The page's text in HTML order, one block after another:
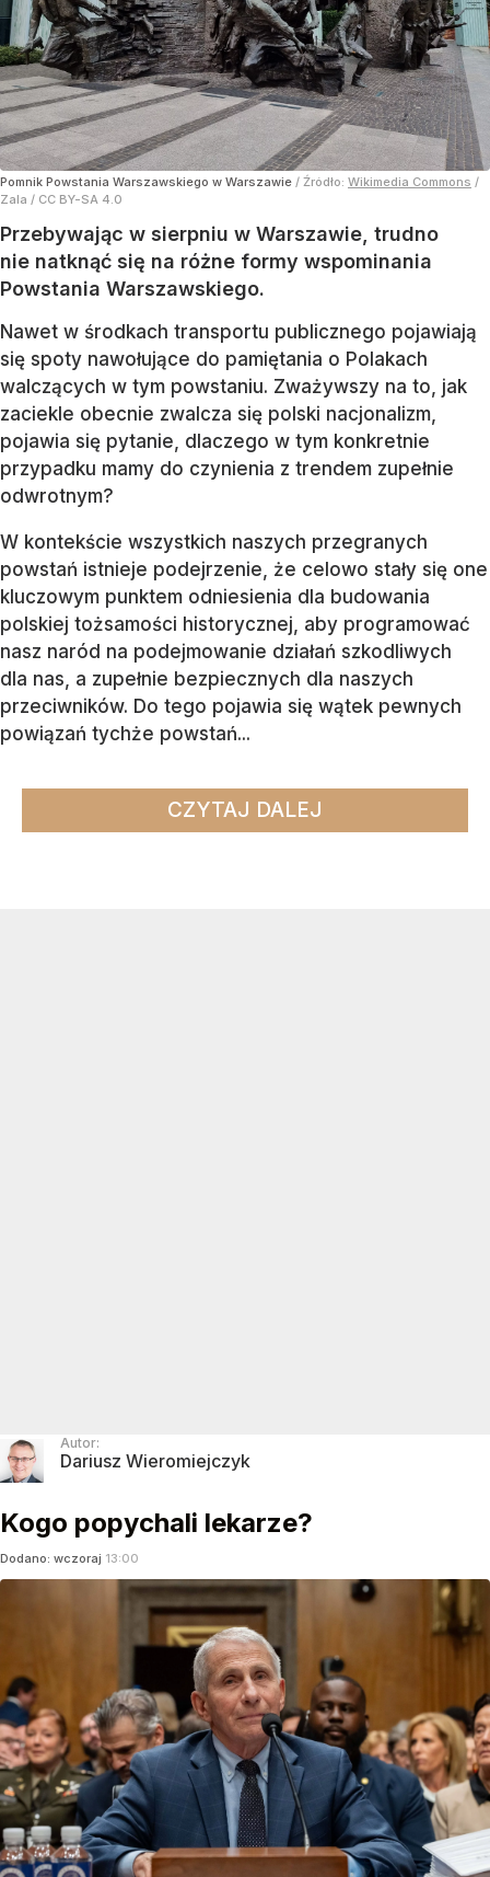
Pomnik Powstania Warszawskiego w Warszawie / Źródło: Wikimedia Commons /
Zala / CC BY-SA 4.0
Przebywając w sierpniu w Warszawie, trudno
nie natknąć się na różne formy wspominania
Powstania Warszawskiego.
Nawet w środkach transportu publicznego pojawiają
się spoty nawołujące do pamiętania o Polakach
walczących w tym powstaniu. Zważywszy na to, jak
zaciekle obecnie zwalcza się polski nacjonalizm,
pojawia się pytanie, dlaczego w tym konkretnie
przypadku mamy do czynienia z trendem zupełnie
odwrotnym?
W kontekście wszystkich naszych przegranych
powstań istnieje podejrzenie, że celowo stały się one
kluczowym punktem odniesienia dla budowania
polskiej tożsamości historycznej, aby programować
nasz naród na podejmowanie działań szkodliwych
dla nas, a zupełnie bezpiecznych dla naszych
przeciwników. Do tego pojawia się wątek pewnych
powiązań tychże powstań...
CZYTAJ DALEJ
Autor:
Dariusz Wieromiejczyk
Kogo popychali lekarze?
Dodano: wczoraj 13:00